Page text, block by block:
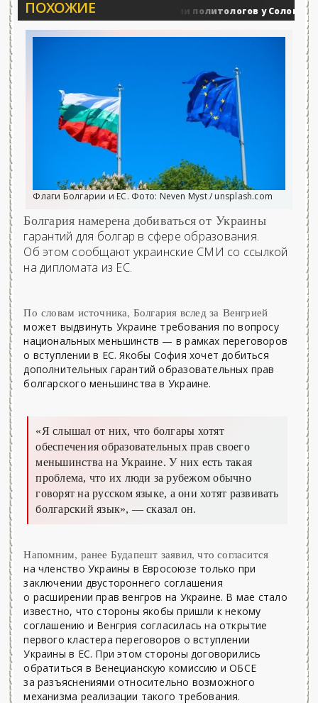
ПОХОЖИЕ
действия Вечерние баталии политологов у Соловьёва
Флаги Болгарии и ЕС. Фото: Neven Myst / unsplash.com
Болгария намерена добиваться от Украины
гарантий для болгар в сфере образования.
Об этом сообщают украинские СМИ со ссылкой
на дипломата из ЕС.
По словам источника, Болгария вслед за Венгрией
может выдвинуть Украине требования по вопросу
национальных меньшинств — в рамках переговоров
о вступлении в ЕС. Якобы София хочет добиться
дополнительных гарантий образовательных прав
болгарского меньшинства в Украине.
«Я слышал от них, что болгары хотят
обеспечения образовательных прав своего
меньшинства на Украине. У них есть такая
проблема, что их люди за рубежом обычно
говорят на русском языке, а они хотят развивать
болгарский язык», — сказал он.
Напомним, ранее Будапешт заявил, что согласится
на членство Украины в Евросоюзе только при
заключении двустороннего соглашения
о расширении прав венгров на Украине. В мае стало
известно, что стороны якобы пришли к некому
соглашению и Венгрия согласилась на открытие
первого кластера переговоров о вступлении
Украины в ЕС. При этом стороны договорились
обратиться в Венецианскую комиссию и ОБСЕ
за разъяснениями относительно возможного
механизма реализации такого требования.